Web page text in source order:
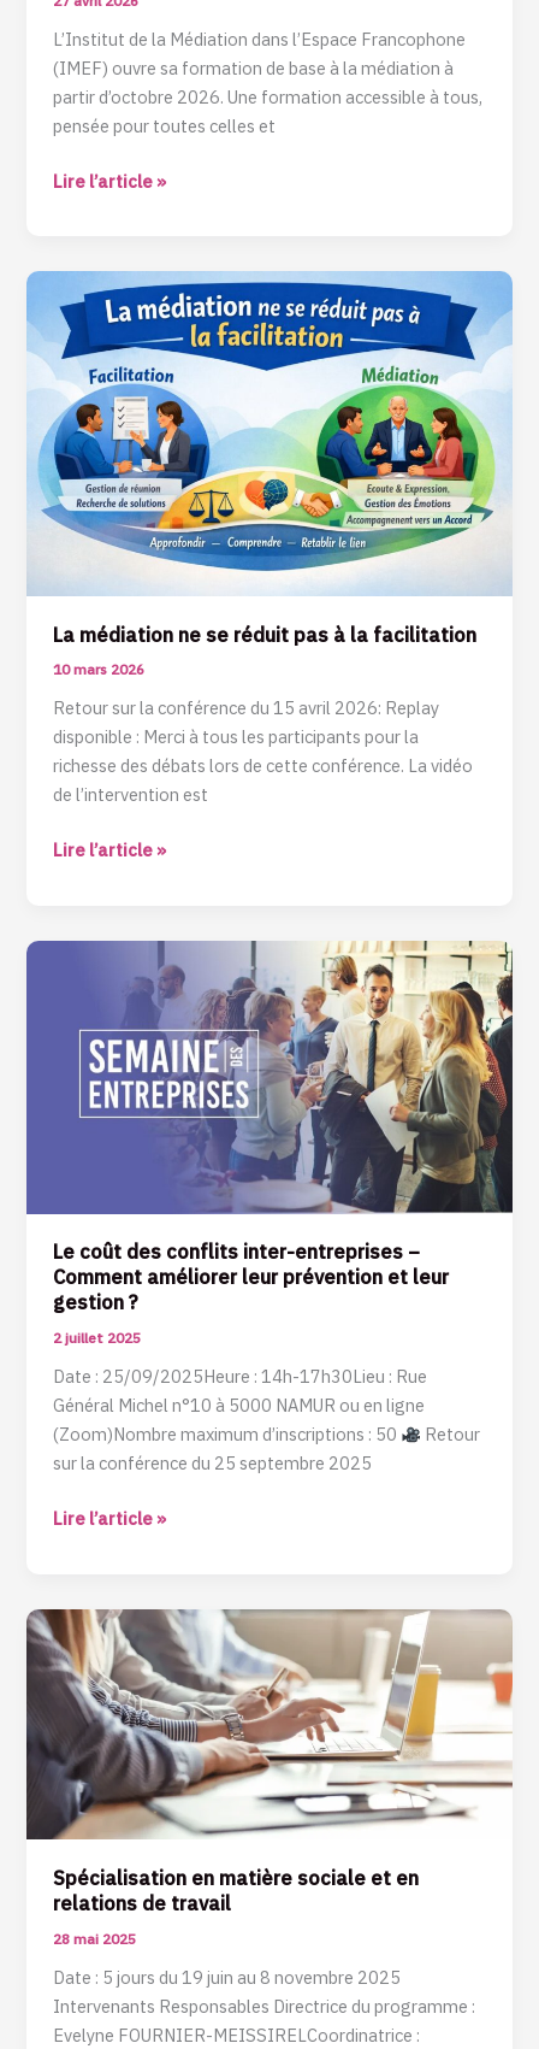
L’Institut de la Médiation dans l’Espace Francophone
(IMEF) ouvre sa formation de base à la médiation à
partir d’octobre 2026. Une formation accessible à tous,
pensée pour toutes celles et
Lire l’article »
La médiation ne se réduit pas à la facilitation
10 mars 2026
Retour sur la conférence du 15 avril 2026: Replay
disponible : Merci à tous les participants pour la
richesse des débats lors de cette conférence. La vidéo
de l’intervention est
médiation
ne
se
réduit
pas
à
la
facilitation
Lire l’article »
Le coût des conflits inter-entreprises –
Comment améliorer leur prévention et leur
gestion ?
2 juillet 2025
Date : 25/09/2025Heure : 14h-17h30Lieu : Rue
Général Michel n°10 à 5000 NAMUR ou en ligne
(Zoom)Nombre maximum d’inscriptions : 50
Retour
sur la conférence du 25 septembre 2025
conflits
inter-
entreprises
leur
prévention
et
leur
gestion
Lire l’article »
Spécialisation en matière sociale et en
relations de travail
28 mai 2025
Date : 5 jours du 19 juin au 8 novembre 2025
Intervenants Responsables Directrice du programme :
Evelyne FOURNIER-MEISSIRELCoordinatrice :
Spécialisation
en
matière
sociale
en
relations
de